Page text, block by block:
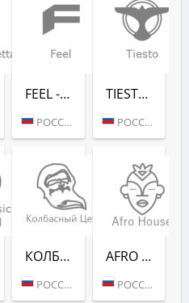
FEEL - RADIO RECORD
РОССИЯ (МОСКВА)
TIESTO - RADIO RECORD
РОССИЯ (МОСКВА)
КОЛБАСНЫЙ ЦЕХ (РАДИО РЕКОРД)
РОССИЯ (МОСКВА)
AFRO HOUSE (РАДИО РЕКОРД)
РОССИЯ (МОСКВА)